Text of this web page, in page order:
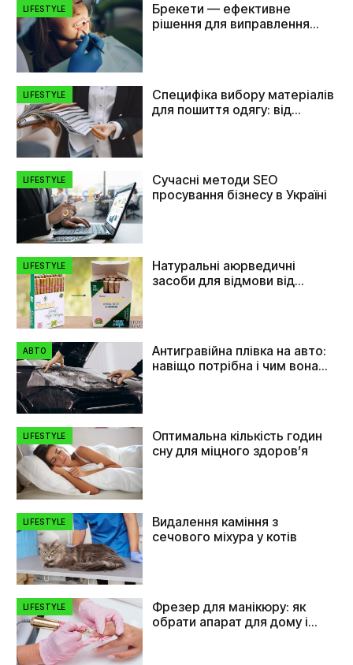
LIFESTYLE
Брекети — ефективне
рішення для виправлення
LIFESTYLE
Специфіка вибору матеріалів
для пошиття одягу: від
LIFESTYLE
Сучасні методи SEO
просування бізнесу в Україні
LIFESTYLE
Натуральні аюрведичні
засоби для відмови від
АВТО
Антигравійна плівка на авто:
навіщо потрібна і чим вона
LIFESTYLE
Оптимальна кількість годин
сну для міцного здоров’я
LIFESTYLE
Видалення каміння з
сечового міхура у котів
LIFESTYLE
Фрезер для манікюру: як
обрати апарат для дому і